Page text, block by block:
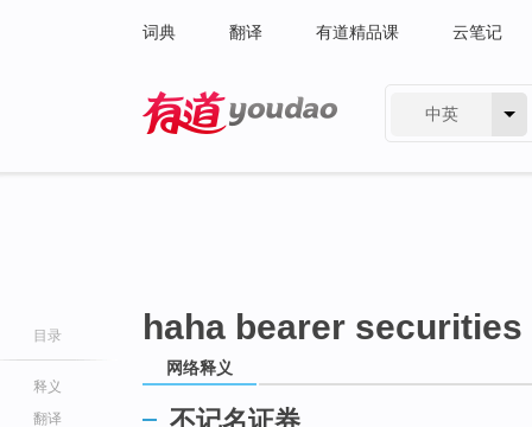
词典 翻译 有道精品课 云笔记
中英
目录
释义
翻译
haha bearer securities
网络释义
不记名证券